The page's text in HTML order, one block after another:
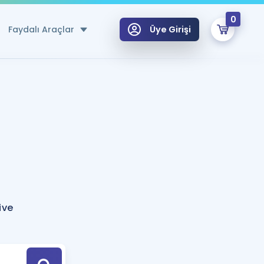
Faydalı Araçlar
Hesaplama Aracı
için Öneriler
Tek Takvimde
Üye Girişi
0
Hoca ile seni sınava hazırlayacak onlarca eğitim seni bekliyor!